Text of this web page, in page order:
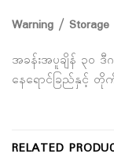
Warning / Storage
အခန်းအပူချိန် ၃၀
နေရောင်ခြည်နှင့်
RELATED